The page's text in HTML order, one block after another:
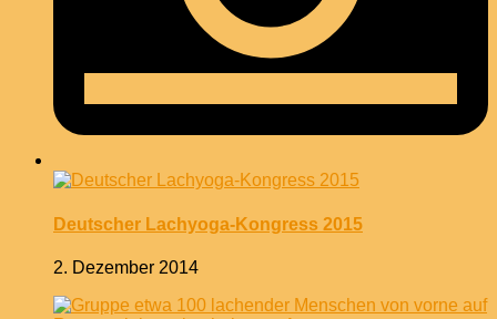
Deutscher Lachyoga-Kongress 2015
2. Dezember 2014